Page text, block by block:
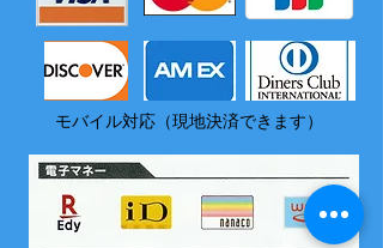
モバイル対応（現地決済できます）